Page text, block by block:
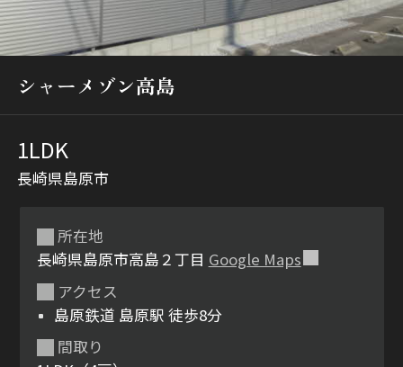
通勤・通学時間から探す
地図から探す
人気のカテゴリから探す
シャーメゾンとは
ン
シャーメゾン高島
1LDK
長崎県島原市
所在地
長崎県島原市高島２丁目 Google Maps
アクセス
島原鉄道 島原駅 徒歩8分
間取り